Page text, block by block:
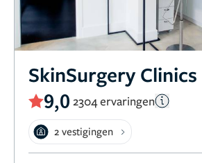
SkinSurgery Clinics
9,0 2304 ervaringen
2 vestigingen